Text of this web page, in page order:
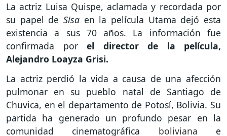
La actriz Luisa Quispe, aclamada y recordada por
su papel de Sisa en la película Utama dejó esta
existencia a sus 70 años. La información fue
confirmada por el director de la película,
Alejandro Loayza Grisi.
La actriz perdió la vida a causa de una afección
pulmonar en su pueblo natal de Santiago de
Chuvica, en el departamento de Potosí, Bolivia. Su
partida ha generado un profundo pesar en la
comunidad cinematográfica boliviana e